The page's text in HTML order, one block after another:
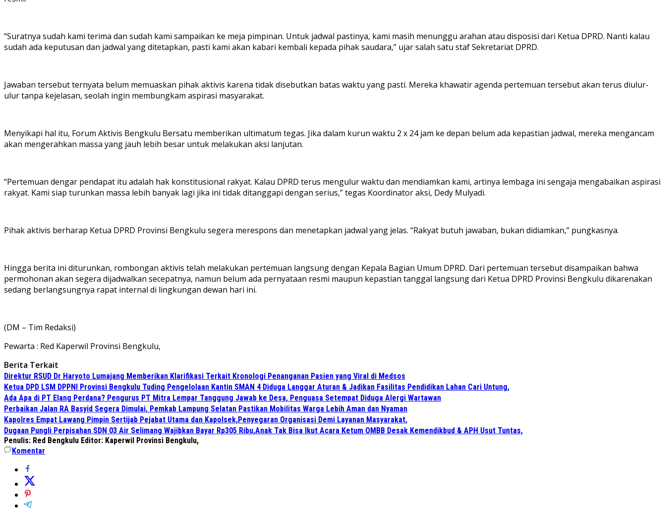
“Suratnya sudah kami terima dan sudah kami sampaikan ke meja pimpinan. Untuk jadwal pastinya, kami masih menunggu arahan atau disposisi dari Ketua DPRD. Nanti kalau
sudah ada keputusan dan jadwal yang ditetapkan, pasti kami akan kabari kembali kepada pihak saudara,” ujar salah satu staf Sekretariat DPRD.
Jawaban tersebut ternyata belum memuaskan pihak aktivis karena tidak disebutkan batas waktu yang pasti. Mereka khawatir agenda pertemuan tersebut akan terus diulur-
ulur tanpa kejelasan, seolah ingin membungkam aspirasi masyarakat.
Menyikapi hal itu, Forum Aktivis Bengkulu Bersatu memberikan ultimatum tegas. Jika dalam kurun waktu 2 x 24 jam ke depan belum ada kepastian jadwal, mereka mengancam
akan mengerahkan massa yang jauh lebih besar untuk melakukan aksi lanjutan.
“Pertemuan dengar pendapat itu adalah hak konstitusional rakyat. Kalau DPRD terus mengulur waktu dan mendiamkan kami, artinya lembaga ini sengaja mengabaikan aspirasi
rakyat. Kami siap turunkan massa lebih banyak lagi jika ini tidak ditanggapi dengan serius,” tegas Koordinator aksi, Dedy Mulyadi.
Pihak aktivis berharap Ketua DPRD Provinsi Bengkulu segera merespons dan menetapkan jadwal yang jelas. “Rakyat butuh jawaban, bukan didiamkan,” pungkasnya.
Hingga berita ini diturunkan, rombongan aktivis telah melakukan pertemuan langsung dengan Kepala Bagian Umum DPRD. Dari pertemuan tersebut disampaikan bahwa
permohonan akan segera dijadwalkan secepatnya, namun belum ada pernyataan resmi maupun kepastian tanggal langsung dari Ketua DPRD Provinsi Bengkulu dikarenakan
sedang berlangsungnya rapat internal di lingkungan dewan hari ini.
(DM – Tim Redaksi)
Pewarta : Red Kaperwil Provinsi Bengkulu,
Berita Terkait
Direktur RSUD Dr Haryoto Lumajang Memberikan Klarifikasi Terkait Kronologi Penanganan Pasien yang Viral di Medsos
Ketua DPD LSM DPPNI Provinsi Bengkulu Tuding Pengelolaan Kantin SMAN 4 Diduga Langgar Aturan & Jadikan Fasilitas Pendidikan Lahan Cari Untung,
Ada Apa di PT Elang Perdana? Pengurus PT Mitra Lempar Tanggung Jawab ke Desa, Penguasa Setempat Diduga Alergi Wartawan
Perbaikan Jalan RA Basyid Segera Dimulai, Pemkab Lampung Selatan Pastikan Mobilitas Warga Lebih Aman dan Nyaman
Kapolres Empat Lawang Pimpin Sertijab Pejabat Utama dan Kapolsek,Penyegaran Organisasi Demi Layanan Masyarakat,
Dugaan Pungli Perpisahan SDN 03 Air Selimang Wajibkan Bayar Rp305 Ribu,Anak Tak Bisa Ikut Acara Ketum OMBB Desak Kemendikbud & APH Usut Tuntas,
Penulis: Red Bengkulu Editor: Kaperwil Provinsi Bengkulu,
Komentar